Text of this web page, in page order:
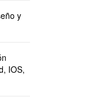
y
IOS,